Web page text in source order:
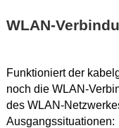
WLAN-
Funktioniert der
noch die WLAN-
des WLAN-
Ausgangssituationen: